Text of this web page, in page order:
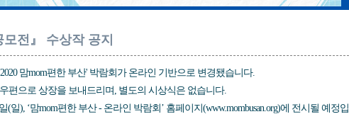
모전』 수상작 공지
맘mom편한 부산' 박람회가 온라인 기반으로 변경됐습니다.
편으로 상장을 보내드리며, 별도의 시상식은 없습니다.
(일), ‘맘mom편한 부산 - 온라인 박람회’ 홈페이지(www.mombusan.org)에 전시될 예정